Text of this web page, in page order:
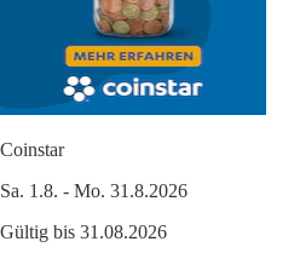
Coinstar
Sa. 1.8. - Mo. 31.8.2026
Gültig bis 31.08.2026